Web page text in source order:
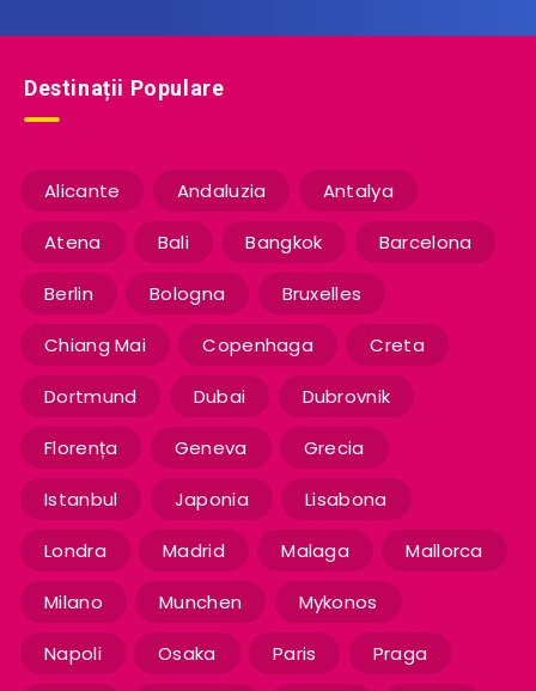
Destinații Populare
Alicante Andaluzia Antalya
Atena Bali Bangkok Barcelona
Berlin Bologna Bruxelles
Chiang Mai Copenhaga Creta
Dortmund Dubai Dubrovnik
Florența Geneva Grecia
Istanbul Japonia Lisabona
Londra Madrid Malaga Mallorca
Milano Munchen Mykonos
Napoli Osaka Paris Praga